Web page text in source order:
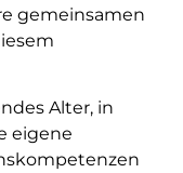
gemeinsamen
Alter, in
eigene